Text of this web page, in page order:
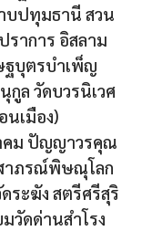
บปทุมธานี สวน
าการ อิสลาม
ฐบุตรบำเพ็ญ
กูล วัดบวรนิเวศ
เมือง)
คม ปัญญาวรคุณ
าภรณ์พิษณุโลก
ระฆัง สตรีศรีสุริ
วัดด่านสำโรง